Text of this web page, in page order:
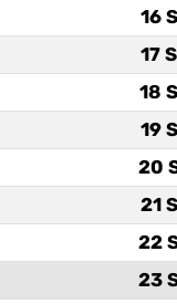
16
17
18
19
20
21
22
23